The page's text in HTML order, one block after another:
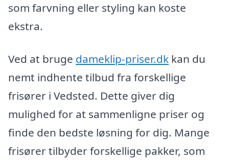
som farvning eller styling kan koste
ekstra.
Ved at bruge dameklip-priser.dk kan du
nemt indhente tilbud fra forskellige
frisører i Vedsted. Dette giver dig
mulighed for at sammenligne priser og
finde den bedste løsning for dig. Mange
frisører tilbyder forskellige pakker, som